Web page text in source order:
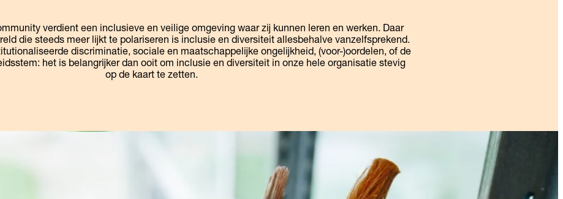
verdient een inclusieve en veilige omgeving waar zij kunnen leren en werken. Daar
die steeds meer lijkt te polariseren is inclusie en diversiteit allesbehalve vanzelfsprekend.
discriminatie, sociale en maatschappelijke ongelijkheid, (voor-)oordelen, of de
het is belangrijker dan ooit om inclusie en diversiteit in onze hele organisatie stevig
op de kaart te zetten.